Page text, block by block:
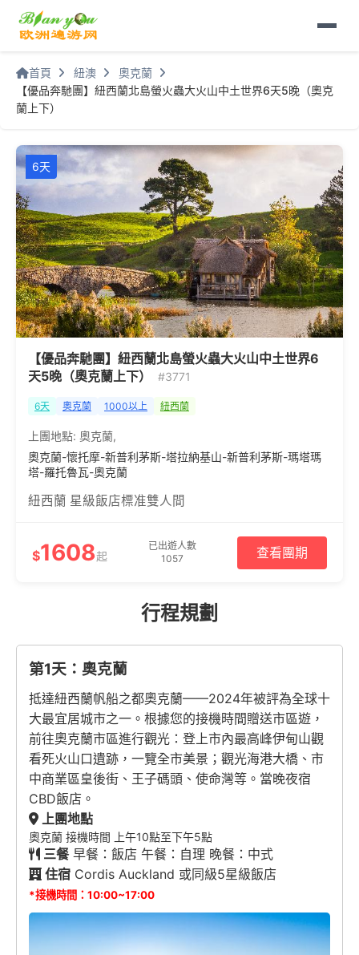
首頁 紐澳
奧克蘭
【優品奔馳團】紐西蘭北島螢火蟲大火山中土世界6天5晚（奧克
蘭上下）
6天
【優品奔馳團】紐西蘭北島螢火蟲大火山中土世界6
天5晚（奧克蘭上下）
#3771
6天 奧克蘭 1000以上 紐西蘭
上團地點: 奧克蘭,
奧克蘭-懷托摩-新普利茅斯-塔拉納基山-新普利茅斯-瑪塔瑪
塔-羅托魯瓦-奧克蘭
紐西蘭 星級飯店標准雙人間
$1608起
已出遊人數
1057
查看團期
行程規劃
第1天：奧克蘭
抵達紐西蘭帆船之都奧克蘭——2024年被評為全球十
大最宜居城市之一。根據您的接機時間贈送市區遊，
前往奧克蘭市區進行觀光：登上市內最高峰伊甸山觀
看死火山口遺跡，一覽全市美景；觀光海港大橋、市
中商業區皇後街、王子碼頭、使命灣等。當晚夜宿
CBD飯店。
上團地點
奧克蘭 接機時間 上午10點至下午5點
三餐早餐：飯店 午餐：自理 晚餐：中式
住宿 Cordis Auckland 或同級5星級飯店
*接機時間：10:00~17:00